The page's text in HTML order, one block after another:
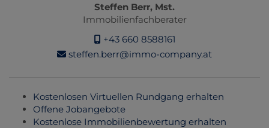
Steffen Berr, Mst.
Immobilienfachberater
+43 660 8588161
steffen.berr@immo-company.at
Kostenlosen Virtuellen Rundgang erhalten
Offene Jobangebote
Kostenlose Immobilienbewertung erhalten